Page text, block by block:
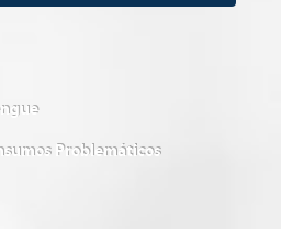
Problemáticos